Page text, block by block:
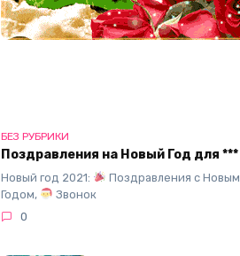
БЕЗ РУБРИКИ
Поздравления на Новый Год для ***
Новый год 2021:
Поздравления с Новым
Годом,
Звонок
0